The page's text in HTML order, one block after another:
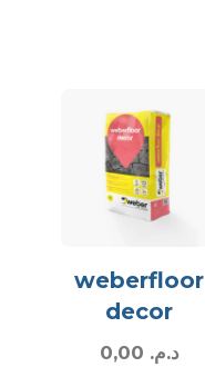
weberfloor
decor
د.م.